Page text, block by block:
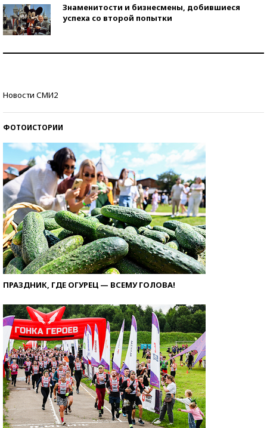
Знаменитости и бизнесмены, добившиеся
успеха со второй попытки
Новости СМИ2
ФОТОИСТОРИИ
ПРАЗДНИК, ГДЕ ОГУРЕЦ — ВСЕМУ ГОЛОВА!